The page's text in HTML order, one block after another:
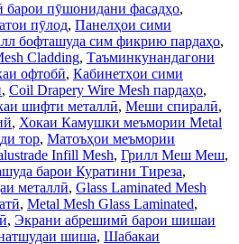
пӯшонидани фасадҳо,
пӯлод, Панелҳои сими
бофташуда сим фикрию пардаҳо,
Cladding, Таъминкунандагони
офтобӣ, Кабинетҳои сими
, Coil Drapery Wire Mesh пардаҳо,
шифти металлӣ, Меши спиралӣ,
, Хокаи Камушки меъмории Metal
тор, Матоъҳои меъмории
Infill Mesh, Грилл Меш Меш,
барои Куратини Тиреза,
металлӣ, Glass Laminated Mesh
, Metal Mesh Glass Laminated,
, Экрани абрешимӣ барои шишаи
шиша, Шабакаи